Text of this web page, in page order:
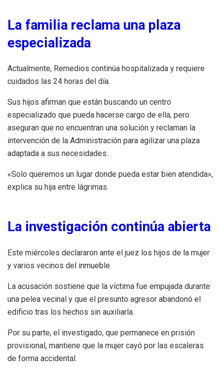
La familia reclama una plaza
especializada
Actualmente, Remedios continúa hospitalizada y requiere
cuidados las 24 horas del día.
Sus hijos afirman que están buscando un centro
especializado que pueda hacerse cargo de ella, pero
aseguran que no encuentran una solución y reclaman la
intervención de la Administración para agilizar una plaza
adaptada a sus necesidades.
«Solo queremos un lugar donde pueda estar bien atendida»,
explica su hija entre lágrimas.
La investigación continúa abierta
Este miércoles declararon ante el juez los hijos de la mujer
y varios vecinos del inmueble.
La acusación sostiene que la víctima fue empujada durante
una pelea vecinal y que el presunto agresor abandonó el
edificio tras los hechos sin auxiliarla.
Por su parte, el investigado, que permanece en prisión
provisional, mantiene que la mujer cayó por las escaleras
de forma accidental.